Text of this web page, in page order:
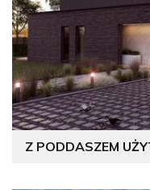
Z PODDASZEM